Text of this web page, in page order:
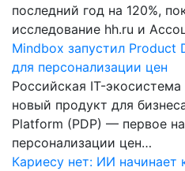
последний год на 120%,
исследование hh.ru и
Mindbox запустил Product
для персонализации цен
Российская IT-
новый продукт для
Platform (PDP) — первое
персонализации цен…
Кариесу нет: ИИ начинает